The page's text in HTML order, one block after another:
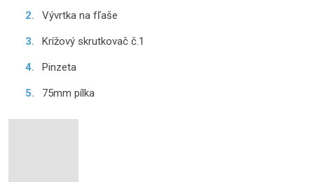
Vývrtka na fľaše
Krížový skrutkovač č.1
Pinzeta
75mm pílka